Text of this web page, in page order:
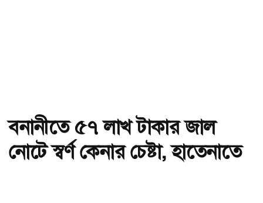
বনানীতে ৫৭ লাখ টাকার জাল
নোটে স্বর্ণ কেনার চেষ্টা, হাতেনাতে